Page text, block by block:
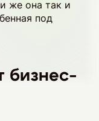
же она так и
под
бизнес-